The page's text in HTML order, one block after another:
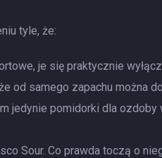
tyle, że:
je się praktycznie
od samego zapachu można
jedynie pomidorki dla ozdoby
Sour. Co prawda toczą o